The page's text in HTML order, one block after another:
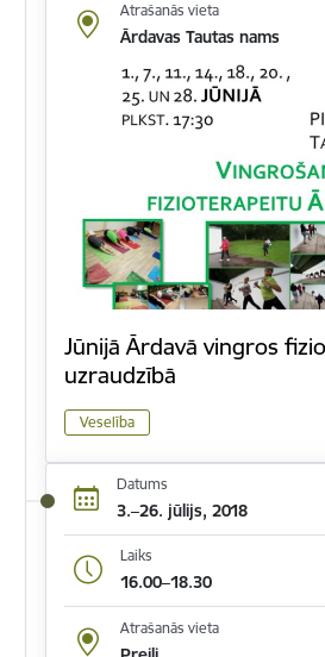
Atrašanās vieta
Ārdavas Tautas nams
Jūnijā Ārdavā vingros
uzraudzībā
Veselība
Datums
3.–26. jūlijs, 2018
Laiks
16.00–18.30
Atrašanās vieta